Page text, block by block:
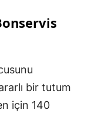
bir tutum
için 140